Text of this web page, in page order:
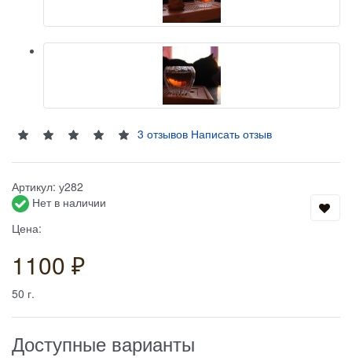
3 отзывов Написать отзыв
Артикул: у282
Нет в наличии
Цена:
1100 ₽
50 г.
Доступные варианты